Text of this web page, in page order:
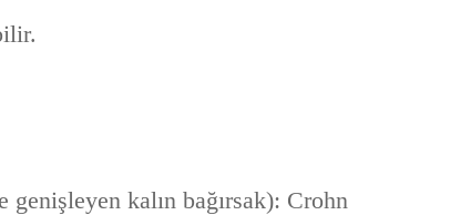
kalın bağırsak): Crohn